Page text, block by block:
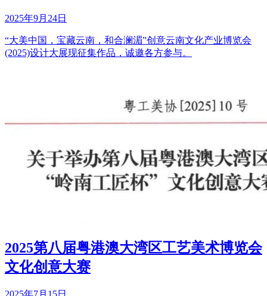
2025年9月24日
“大美中国，宝藏云南，和合澜湄”创意云南文化产业博览会
(2025)设计大展现征集作品，诚邀各方参与。
2025第八届粤港澳大湾区工艺美术博览会
文化创意大赛
2025年7月15日